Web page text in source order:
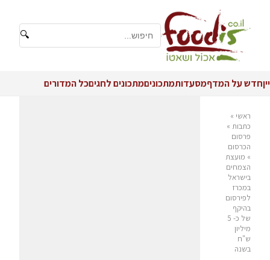
🔍
ייןחדש על המדףמסעדותמתכוניםמתכונים לחגיםכל המדורים
ראשי »
כתבות »
פרסום
הכרסום
» מועצת
הצמחים
בישראל
במכרז
לפירסום
בהיקף
של כ- 5
מיליון
ש"ח
בשנה